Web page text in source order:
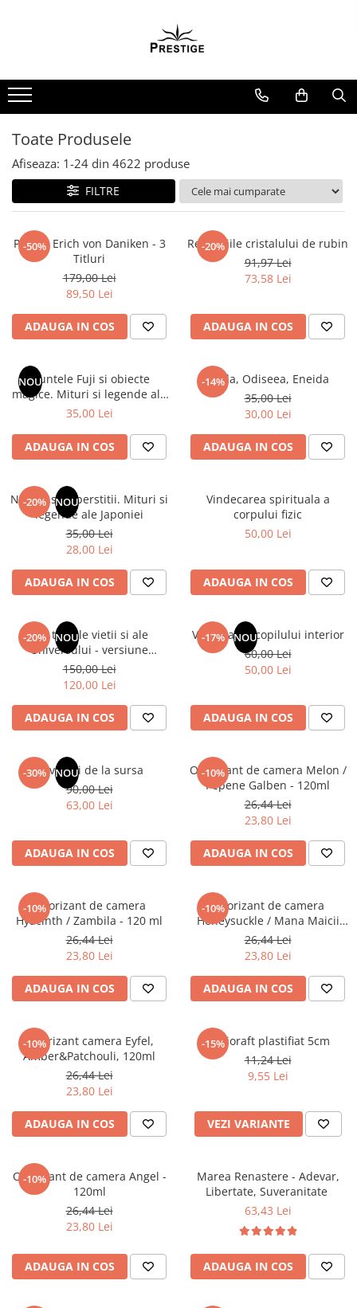
Noutati
Promotii
Spiritualitate - Ezoterism
AngelConnection
Arte Divinatorii
Chiromantie
Dezvoltare Spirituala
KidConnection
Minte Corp
New Illuminati Files
Numerologie
Paranormal
Parapsihologie
Ramtha
Audiobook
ReConnect
Religie
Crestinism
ScienceConnection
SelfConnect
Vindecare Spirituala
Sanatate
Masaj
Medicina & Farmacie
Medicina Pentru Toti
Sport
Terapii Alternative
AudioBook
Beletristica
Biografii, Memorii, Jurnale
Carti erotice
Adult
Crime, Thriller, Mistery
Literatura Romana
Poezie
romantice
Senzatii/Dragoste
Senzatii/Erotic
Senzatii/Thriller
Toate Produsele
Afiseaza: 1-24 din 4622 produse
FILTRE
-50%
Pachet Erich von Daniken - 3
Titluri
179,00 Lei
89,50 Lei
ADAUGA IN COS
-20%
Revelatiile cristalului de rubin
91,97 Lei
73,58 Lei
ADAUGA IN COS
NOUMuntele Fuji si obiecte
magice. Mituri si legende ale
Japoniei
35,00 Lei
ADAUGA IN COS
-14%
Iliada, Odiseea, Eneida
35,00 Lei
30,00 Lei
ADAUGA IN COS
-20% NOU
Natura si superstitii. Mituri si
legende ale Japoniei
35,00 Lei
28,00 Lei
ADAUGA IN COS
Vindecarea spirituala a
corpului fizic
50,00 Lei
ADAUGA IN COS
-20% NOU
Din tainele vietii si ale
Universului - versiune
originala din 1939. Volumele I-
III. Cutie de colectie -Scarlat
Demetrescu
150,00 Lei
120,00 Lei
ADAUGA IN COS
-17% NOU
Vindecarea copilului interior
60,00 Lei
50,00 Lei
ADAUGA IN COS
-30% NOU
Revelatii de la sursa
90,00 Lei
63,00 Lei
ADAUGA IN COS
-10%
Odorizant de camera Melon /
Pepene Galben - 120ml
26,44 Lei
23,80 Lei
ADAUGA IN COS
-10%
Odorizant de camera
Hyacinth / Zambila - 120 ml
26,44 Lei
23,80 Lei
ADAUGA IN COS
-10%
Odorizant de camera
Honeysuckle / Mana Maicii
Domnului - 120 ml
26,44 Lei
23,80 Lei
ADAUGA IN COS
-10%
Odorizant camera Eyfel,
Amber&Patchouli, 120ml
26,44 Lei
23,80 Lei
ADAUGA IN COS
-15%
Biblioraft plastifiat 5cm
11,24 Lei
9,55 Lei
VEZI VARIANTE
-10%
Odorizant de camera Angel -
120ml
26,44 Lei
23,80 Lei
ADAUGA IN COS
Marea Renastere - Adevar,
Libertate, Suveranitate
63,43 Lei
ADAUGA IN COS